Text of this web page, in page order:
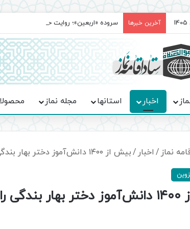
آخرین خبرها سروده‌ «اربعین»؛ روایت حماسه،
اخبار استانها مجله نماز
نماز / اخبار /بیش از ۱۴۰۰ دانش‌آموز دختر بهار بندگی را در قزوین جشن گرفتند